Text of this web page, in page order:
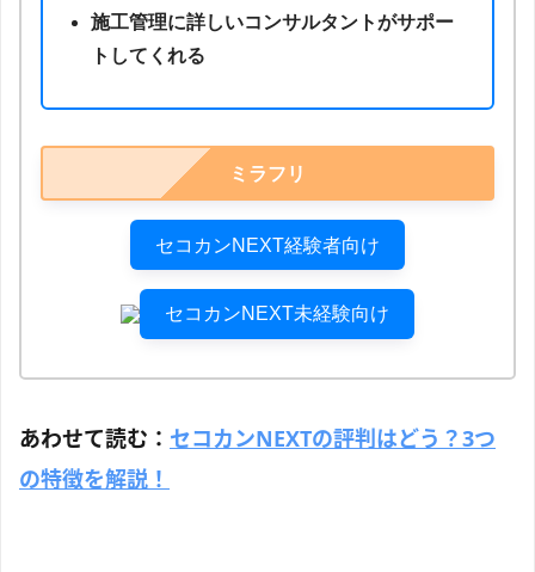
施工管理に詳しいコンサルタントがサポー
トしてくれる
ミラフリ
セコカンNEXT経験者向け
セコカンNEXT未経験向け
あわせて読む： セコカンNEXTの評判はどう？3つ
の特徴を解説！